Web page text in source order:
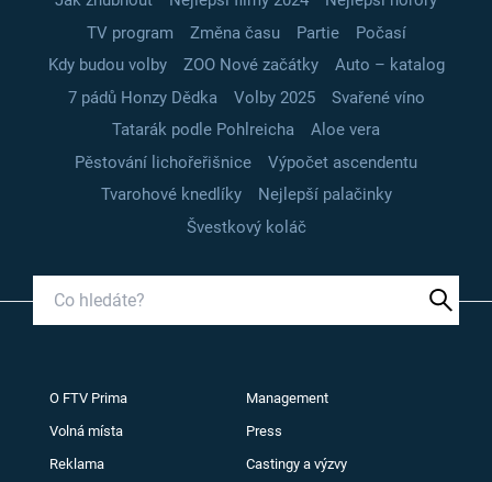
TV program
Změna času Partie
Počasí
Kdy budou volby
ZOO Nové začátky
Auto – katalog
7 pádů Honzy Dědka
Volby 2025
Svařené víno
Tatarák podle Pohlreicha
Aloe vera
Pěstování lichořeřišnice
Výpočet ascendentu
Tvarohové knedlíky
Nejlepší palačinky
Švestkový koláč
O FTV Prima Management
Volná místa Press
Reklama Castingy a výzvy